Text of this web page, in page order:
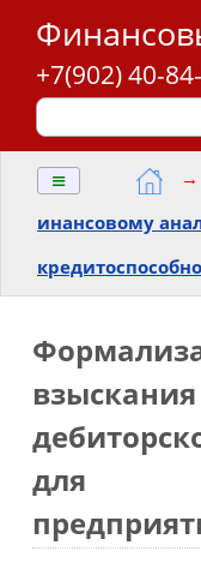
+7(902) 40-
≡ →
инансовому
для